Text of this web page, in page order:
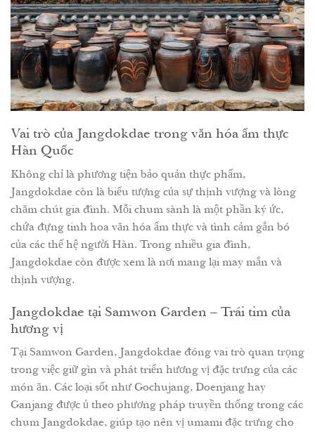
Vai trò của Jangdokdae trong văn hóa ẩm thực
Hàn Quốc
Không chỉ là phương tiện bảo quản thực phẩm,
Jangdokdae còn là biểu tượng của sự thịnh vượng và lòng
chăm chút gia đình. Mỗi chum sành là một phần ký ức,
chứa đựng tinh hoa văn hóa ẩm thực và tình cảm gắn bó
của các thế hệ người Hàn. Trong nhiều gia đình,
Jangdokdae còn được xem là nơi mang lại may mắn và
thịnh vượng.
Jangdokdae tại Samwon Garden – Trái tim của
hương vị
Tại Samwon Garden, Jangdokdae đóng vai trò quan trọng
trong việc giữ gìn và phát triển hương vị đặc trưng của các
món ăn. Các loại sốt như Gochujang, Doenjang hay
Ganjang được ủ theo phương pháp truyền thống trong các
chum Jangdokdae, giúp tạo nên vị umami đặc trưng cho